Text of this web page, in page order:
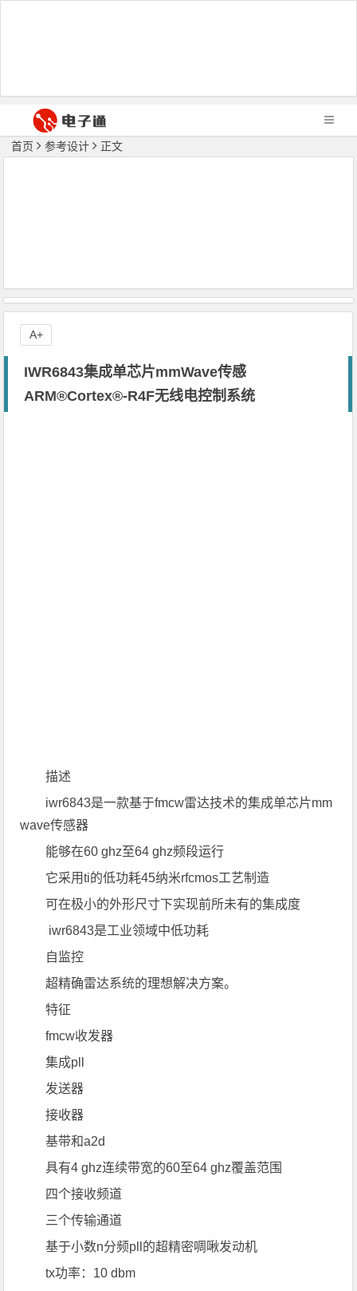
首页 参考设计 正文
​IWR6843集成单芯片mmWave传感
ARM®Cortex®-R4F无线电控制系统
描述
iwr6843是一款基于fmcw雷达技术的集成单芯片mm
wave传感器
能够在60 ghz至64 ghz频段运行
它采用ti的低功耗45纳米rfcmos工艺制造
可在极小的外形尺寸下实现前所未有的集成度
iwr6843是工业领域中低功耗
自监控
超精确雷达系统的理想解决方案。
特征
fmcw收发器
集成pll
发送器
接收器
基带和a2d
具有4 ghz连续带宽的60至64 ghz覆盖范围
四个接收频道
三个传输通道
基于小数n分频pll的超精密啁啾发动机
tx功率：10 dbm
A+